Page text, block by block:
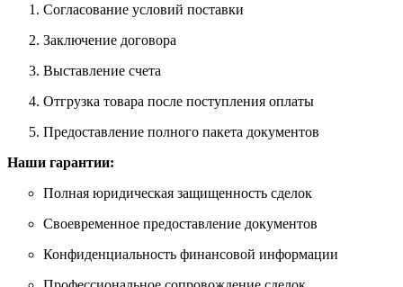
Согласование условий поставки
Заключение договора
Выставление счета
Отгрузка товара после поступления оплаты
Предоставление полного пакета документов
Наши гарантии:
Полная юридическая защищенность сделок
Своевременное предоставление документов
Конфиденциальность финансовой информации